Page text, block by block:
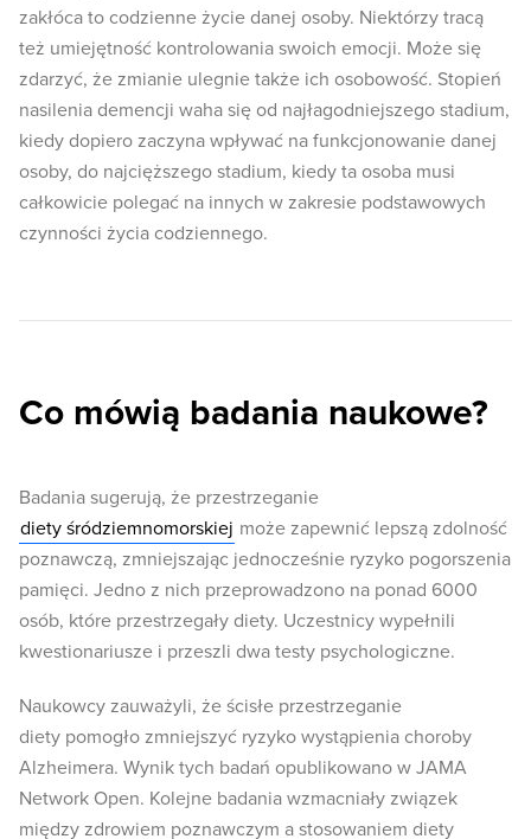
zakłóca to codzienne życie danej osoby. Niektórzy tracą
też umiejętność kontrolowania swoich emocji. Może się
zdarzyć, że zmianie ulegnie także ich osobowość. Stopień
nasilenia demencji waha się od najłagodniejszego stadium,
kiedy dopiero zaczyna wpływać na funkcjonowanie danej
osoby, do najcięższego stadium, kiedy ta osoba musi
całkowicie polegać na innych w zakresie podstawowych
czynności życia codziennego.
Co mówią badania naukowe?
Badania sugerują, że przestrzeganie
diety śródziemnomorskiej może zapewnić lepszą zdolność
poznawczą, zmniejszając jednocześnie ryzyko pogorszenia
pamięci. Jedno z nich przeprowadzono na ponad 6000
osób, które przestrzegały diety. Uczestnicy wypełnili
kwestionariusze i przeszli dwa testy psychologiczne.
Naukowcy zauważyli, że ścisłe przestrzeganie
diety pomogło zmniejszyć ryzyko wystąpienia choroby
Alzheimera. Wynik tych badań opublikowano w JAMA
Network Open. Kolejne badania wzmacniały związek
między zdrowiem poznawczym a stosowaniem diety